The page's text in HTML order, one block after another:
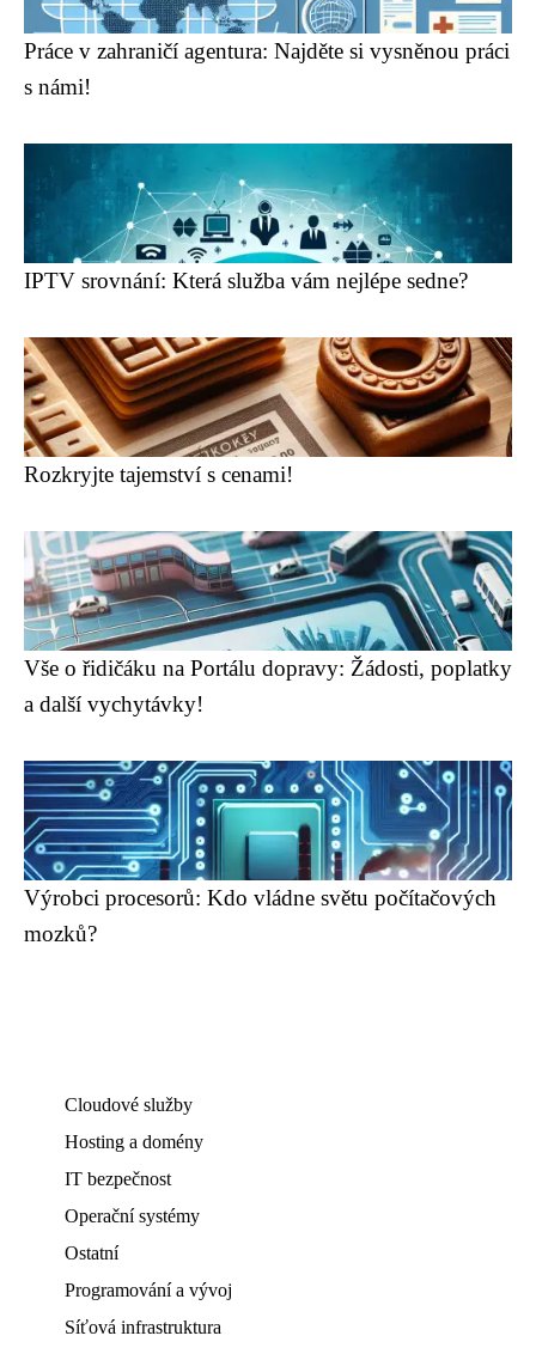
Práce v zahraničí agentura: Najděte si vysněnou práci
s námi!
IPTV srovnání: Která služba vám nejlépe sedne?
Rozkryjte tajemství s cenami!
Vše o řidičáku na Portálu dopravy: Žádosti, poplatky
a další vychytávky!
Výrobci procesorů: Kdo vládne světu počítačových
mozků?
Cloudové služby
Hosting a domény
IT bezpečnost
Operační systémy
Ostatní
Programování a vývoj
Síťová infrastruktura